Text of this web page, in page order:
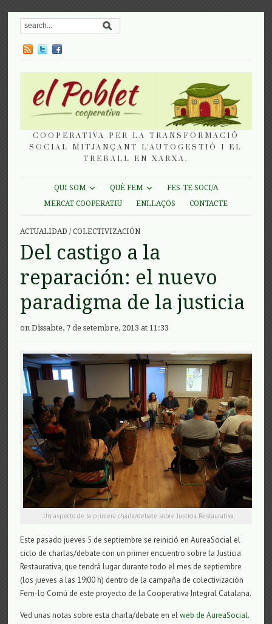
COOPERATIVA PER LA TRANSFORMACIÓ
SOCIAL MITJANÇANT L'AUTOGESTIÓ I EL
TREBALL EN XARXA.
QUI SOM QUÈ FEM
FES-TE SOCI/A
MERCAT COOPERATIU
ENLLAÇOS CONTACTE
ACTUALIDAD /COLECTIVIZACIÓN
Del castigo a la
reparación: el nuevo
paradigma de la justicia
on Dissabte, 7 de setembre, 2013 at 11:33
Un aspecto de la primera charla/debate sobre Justicia Restaurativa.
Este pasado jueves 5 ​​de septiembre se reinició en AureaSocial el
ciclo de charlas/debate con un primer encuentro sobre la Justicia
Restaurativa, que tendrá lugar durante todo el mes de septiembre
(los jueves a las 19:00 h) dentro de la campaña de colectivización
Fem-lo Comú de este proyecto de la Cooperativa Integral Catalana.
Ved unas notas sobre esta charla/debate en elweb de AureaSocial.